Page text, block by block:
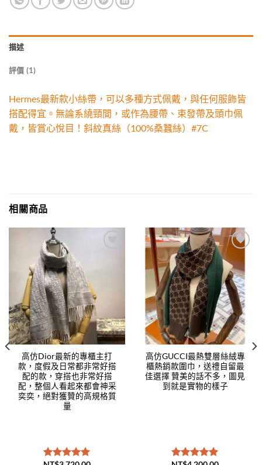
描述
評價 (1)
Hermes最新款小絲帶，可以多種方式佩戴，與任何服飾皆
搭配得宜。無論系繞頸間，或作為腰帶、束發帶及頭巾佩
戴，皆賞心悅目！斜紋真絲（100%桑蠶絲）#7C
相關商品
高仿Dior最新的專櫃主打
款，度假及日常都非常好搭
配的款，穿搭也非常好搭
配，整個人看起來都會神采
奕奕，絕對獲贊的高規格質
量
Add to
wishlist
高仿GUCCI最熱雙層絲絨專
櫃熱銷款圍巾，送禮自留最
佳選擇 贊美的話不多，圖見
到就是實物的樣子